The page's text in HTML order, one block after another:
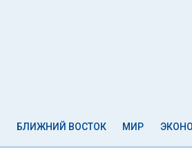
БЛИЖНИЙ ВОСТОК МИР